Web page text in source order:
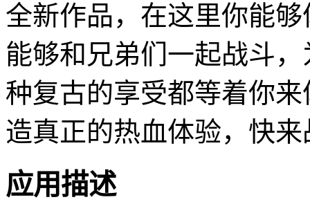
全新作品，在这里你能
能够和兄弟们一起战斗
种复古的享受都等着你
造真正的热血体验，快
应用描述